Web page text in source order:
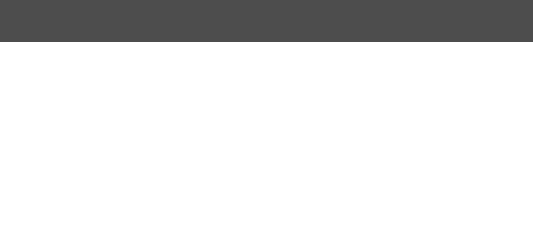
per la Conservazione e il